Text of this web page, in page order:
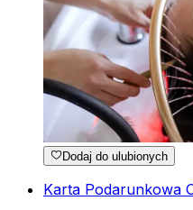
Dodaj do ulubionych
Karta Podarunkowa